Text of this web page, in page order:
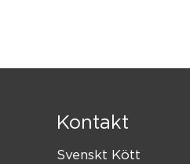
Kontakt
Svenskt Kött